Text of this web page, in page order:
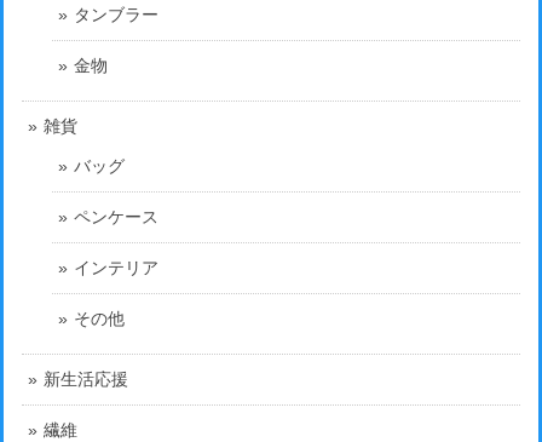
タンブラー
金物
雑貨
バッグ
ペンケース
インテリア
その他
新生活応援
繊維